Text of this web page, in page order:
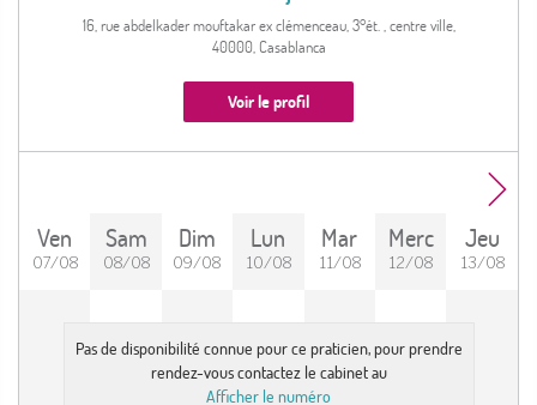
16, rue abdelkader mouftakar ex clémenceau, 3°ét. , centre ville,
40000, Casablanca
Voir le profil
Ven
07/08
Sam
08/08
Dim
09/08
Lun
10/08
Mar
11/08
Merc
12/08
Jeu
13/08
Pas de disponibilité connue pour ce praticien, pour prendre
rendez-vous contactez le cabinet au
Afficher le numéro